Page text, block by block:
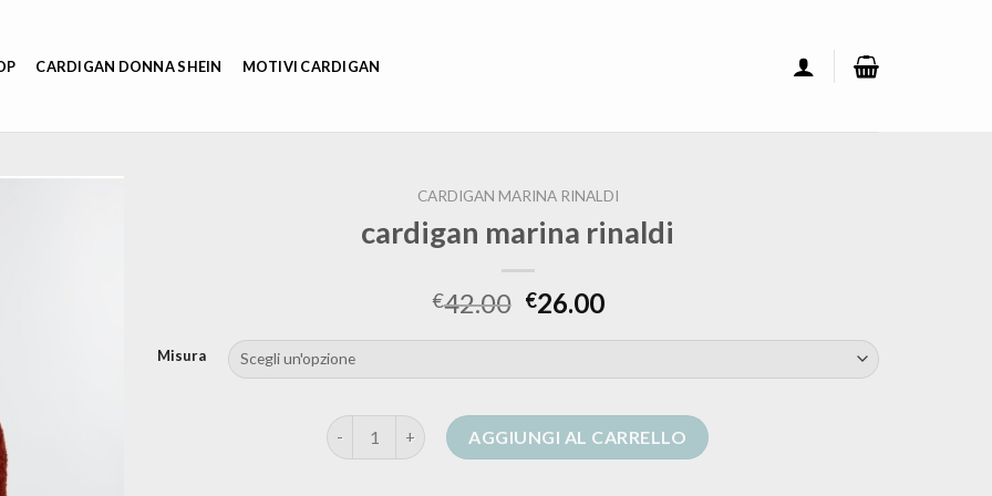
CARDIGAN DONNA SHEIN MOTIVI CARDIGAN
CARDIGAN MARINA RINALDI
cardigan marina rinaldi
€42.00 €26.00
Misura
cardigan marina rinaldi quantitàAGGIUNGI AL CARRELLO